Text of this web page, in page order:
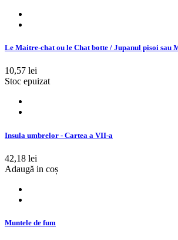
Le Maitre-chat ou le Chat botte / Jupanul pisoi sau
10,57 lei
Stoc epuizat
Insula umbrelor - Cartea a VII-a
42,18 lei
Adaugă in coș
Muntele de fum